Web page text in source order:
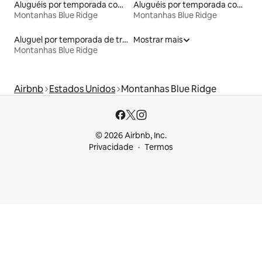
Aluguéis por temporada com caiaque
Montanhas Blue Ridge
Aluguéis por temporada com café da manhã
Montanhas Blue Ridge
Aluguel por temporada de trens
Montanhas Blue Ridge
Mostrar mais
Airbnb Estados Unidos Montanhas Blue Ridge
© 2026 Airbnb, Inc.
Privacidade
Termos